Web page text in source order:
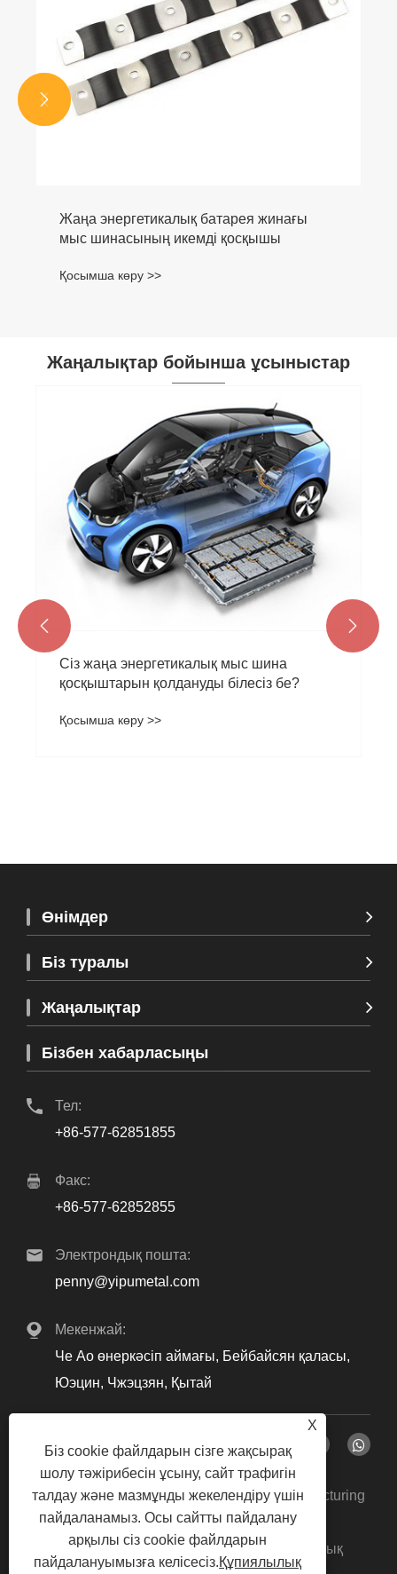
Жаңа энергетикалық батарея жинағы
мыс шинасының икемді қосқышы
Қосымша көру >>


Жаңалықтар бойынша ұсыныстар
Сіз жаңа энергетикалық мыс шина
қосқыштарын қолдануды білесіз бе?
Қосымша көру >>
 
Өнімдер
Біз туралы
Жаңалықтар
Бізбен хабарласыңы
Тел:
+86-577-62851855
Факс:
+86-577-62852855
Электрондық пошта:
penny@yipumetal.com
Мекенжай:
Че Ао өнеркәсіп аймағы, Бейбайсян қаласы,
Юэцин, Чжэцзян, Қытай
Copyright © 2024 Zhejiang Yipu Metal Manufacturing
Co., Ltd. Барлық құқықтар қорғалған.
Links | Sitemap | RSS | XML | Құпиялылық
X
Біз cookie файлдарын сізге жақсырақ
шолу тәжірибесін ұсыну, сайт трафигін
талдау және мазмұнды жекелендіру үшін
пайдаланамыз. Осы сайтты пайдалану
арқылы сіз cookie файлдарын
пайдалануымызға келісесіз.Құпиялылық